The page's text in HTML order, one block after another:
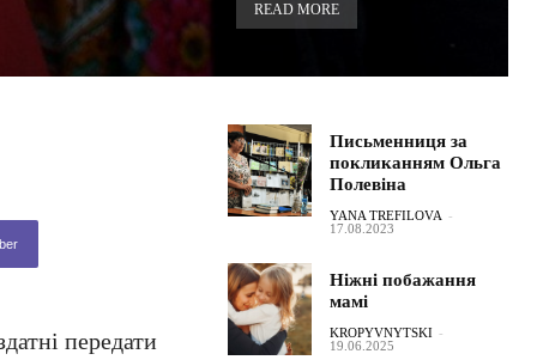
READ MORE
передати
Письменниця за
покликанням Ольга
Полевіна
YANA TREFILOVA -
17.08.2023
Ніжні побажання
мамі
KROPYVNYTSKI -
19.06.2025